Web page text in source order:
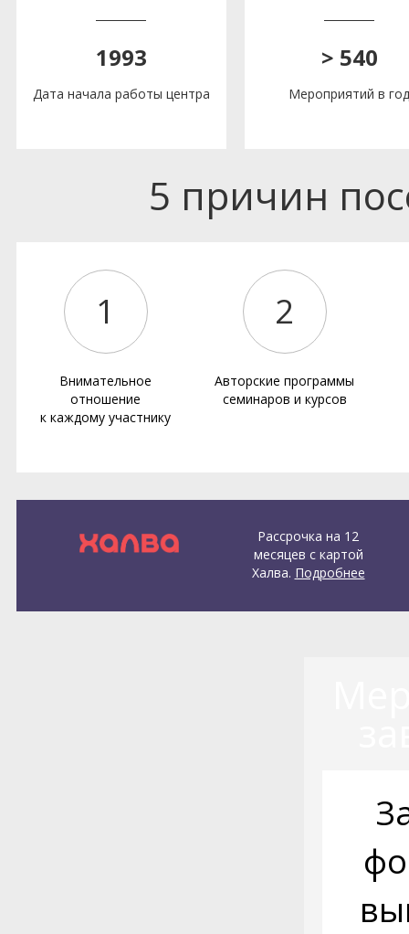
1993
Дата начала работы центра
> 540
Мероприятий в год
5 причин
1
Внимательное
отношение
к каждому участнику
2
Авторские программы
семинаров и курсов
Рассрочка на 12
месяцев с картой
Халва. Подробнее